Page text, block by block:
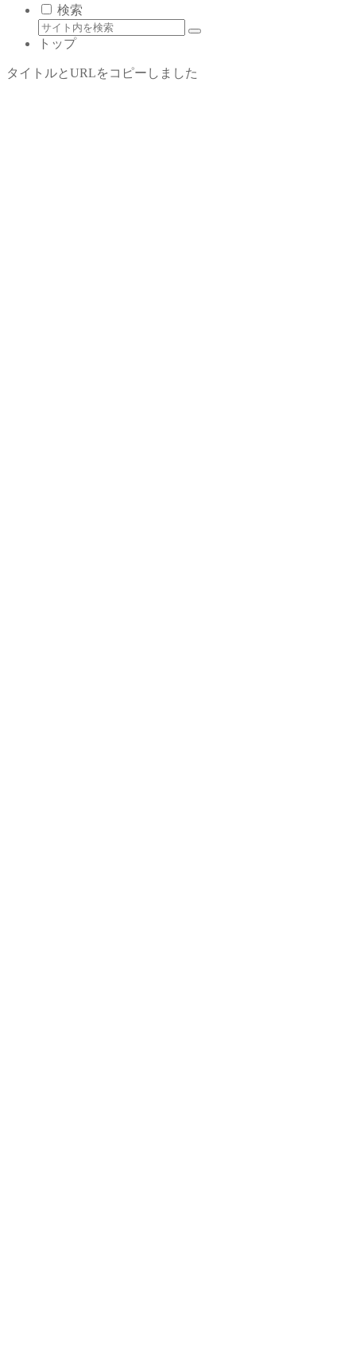
検索
トップ
タイトルとURLをコピーしました